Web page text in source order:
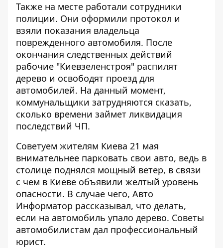
Также на месте работали сотрудники
полиции. Они оформили протокол и
взяли показания владельца
поврежденного автомобиля. После
окончания следственных действий
рабочие "Киевзеленстроя" распилят
дерево и освободят проезд для
автомобилей. На данный момент,
коммунальщики затрудняются сказать,
сколько времени займет ликвидация
последствий ЧП.
Советуем жителям Киева 21 мая
внимательнее парковать свои авто, ведь в
столице поднялся мощный ветер, в связи
с чем в Киеве объявили желтый уровень
опасности. В случае чего, Авто
Информатор рассказывал, что делать,
если на автомобиль упало дерево. Советы
автомобилистам дал профессиональный
юрист.